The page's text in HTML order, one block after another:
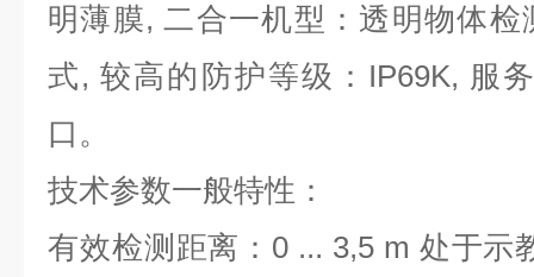
明薄膜, 二合一机型：透明物体
式, 较高的防护等级：IP69K, 服
口。
技术参数一般特性：
有效检测距离：0 ... 3,5 m 处于示